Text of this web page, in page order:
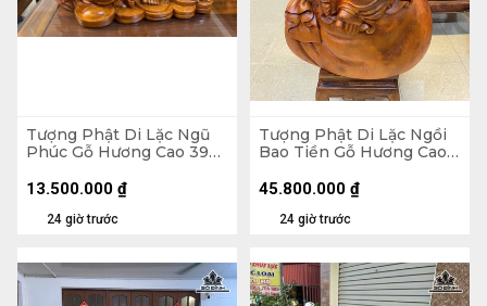
Tượng Phật Di Lặc Ngũ
Phúc Gỗ Hương Cao 39
24 giờ trước
13.500.000 ₫
Tượng Phật Di Lặc Ngồi
Bao Tiền Gỗ Hương Cao
- 155kg
24 giờ trước
45.800.000 ₫